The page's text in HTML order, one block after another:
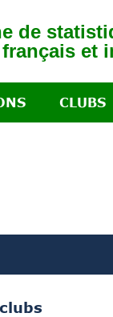
de
et
CLUBS